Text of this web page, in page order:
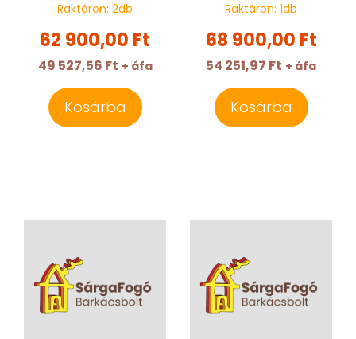
Raktáron: 2db
62 900,00 Ft
49 527,56 Ft + áfa
Kosárba
Raktáron: 1db
68 900,00 Ft
54 251,97 Ft + áfa
Kosárba